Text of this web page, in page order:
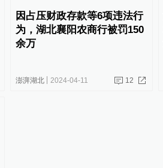
因占压财政存款等6项违法行
为，湖北襄阳农商行被罚150
余万
澎湃湖北 2024-04-11 12